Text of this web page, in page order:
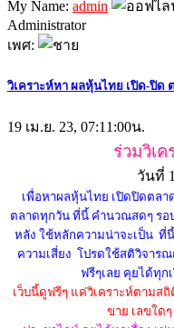
My Name: admin
Administrator
เพศ:
วิเคราะห์หา ผลหุ้นไทย เปิด-ปิด
19 เม.ย. 23, 07:11:00น.
ร่วมวิเ
วันที่
เพื่อหาผลหุ้นไทย เปิดปิดตลา
ตลาดทุกวัน ที่นี้ คำนวณสดๆ รอ
หลัง ใช้หลักความน่าจะเป็น ที่
ความเสี่ยง โปรดใช้สติวิจาร
ฟรีๆเลย คุยได้ทุก
เว็บนี้ดูฟรีๆ แค่วิเคราะห์ตามส
ขาย เลขใด